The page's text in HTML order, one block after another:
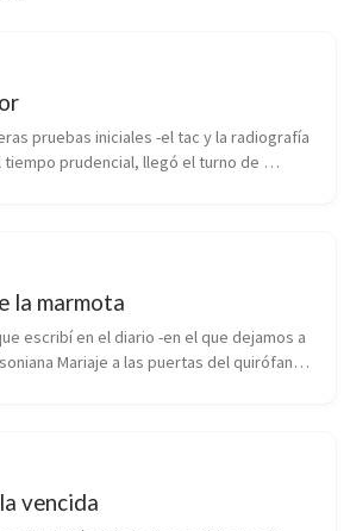
pruebas iniciales -el tac y la radiografía
tiempo prudencial, llegó el turno de
la marmota
escribí en el diario -en el que dejamos a
Mariaje a las puertas del quirófano
vencida